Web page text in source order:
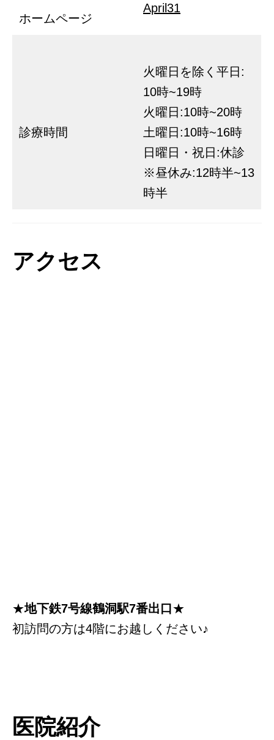
ホームページ
April31
診療時間
火曜日を除く平日:
10時~19時
火曜日:10時~20時
土曜日:10時~16時
日曜日・祝日:休診
※昼休み:12時半~13
時半
アクセス
★地下鉄7号線鶴洞駅7番出口★
初訪問の方は4階にお越しください♪
医院紹介